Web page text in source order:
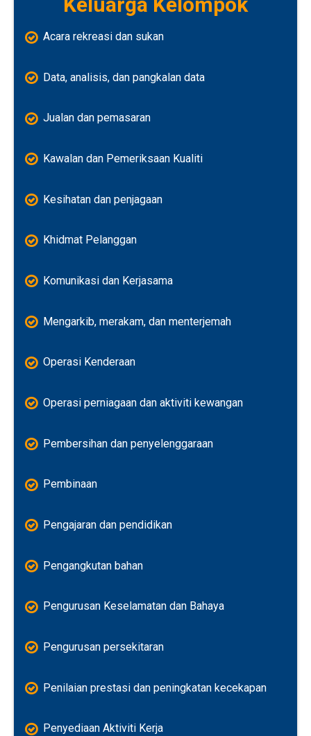
Acara rekreasi dan sukan
Data, analisis, dan pangkalan data
Jualan dan pemasaran
Kawalan dan Pemeriksaan Kualiti
Kesihatan dan penjagaan
Khidmat Pelanggan
Komunikasi dan Kerjasama
Mengarkib, merakam, dan menterjemah
Operasi Kenderaan
Operasi perniagaan dan aktiviti kewangan
Pembersihan dan penyelenggaraan
Pembinaan
Pengajaran dan pendidikan
Pengangkutan bahan
Pengurusan Keselamatan dan Bahaya
Pengurusan persekitaran
Penilaian prestasi dan peningkatan kecekapan
Penyediaan Aktiviti Kerja